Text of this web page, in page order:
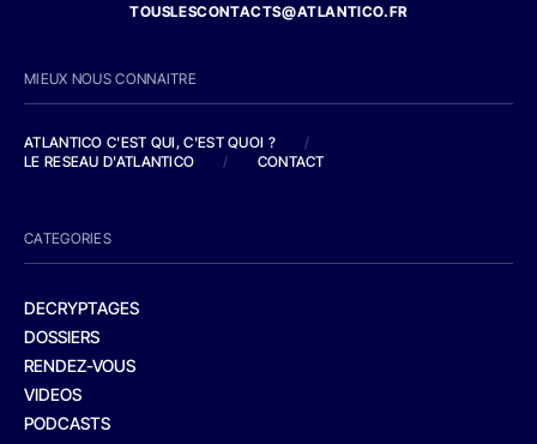
TOUSLESCONTACTS@ATLANTICO.FR
MIEUX NOUS CONNAITRE
ATLANTICO C'EST QUI, C'EST QUOI ?
/
LE RESEAU D'ATLANTICO
/ CONTACT
CATEGORIES
DECRYPTAGES
DOSSIERS
RENDEZ-VOUS
VIDEOS
PODCASTS